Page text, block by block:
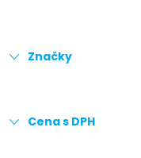
Značky
Cena s DPH